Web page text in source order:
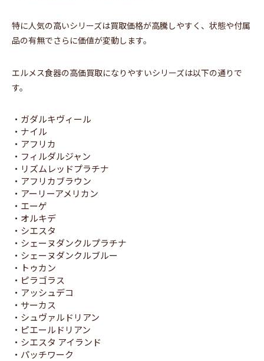
特に人気の高いシリーズは買取価格が高騰しやすく、状態や付属
品の有無でさらに価値が変動します。
エルメス食器の高価買取になりやすいシリーズは以下の通りで
す。
・ガダルキヴィール
・ナイル
・アフリカ
・フィルダルジャン
・リズムレッドプラチナ
・アフリカブラウン
・アーリーアメリカン
・エーゲ
・オルキデ
・シエスタ
・シェーヌダンクルプラチナ
・シェーヌダンクルブルー
・トゥカン
・ピラゴラス
・アッシュデコ
・サーカス
・シュヴァルドリアン
・ピエールドリアン
・シエスタ アイランド
・パッチワーク